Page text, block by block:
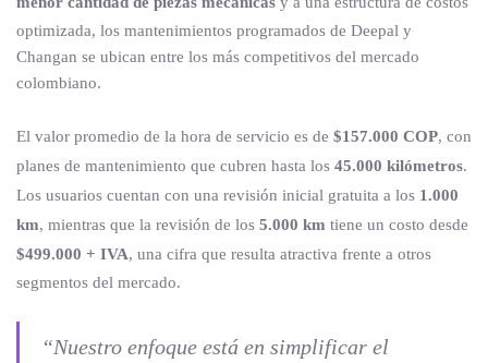
optimizada, los mantenimientos programados de Deepal y
Changan se ubican entre los más competitivos del mercado
colombiano.
El valor promedio de la hora de servicio es de $157.000 COP, con
planes de mantenimiento que cubren hasta los 45.000 kilómetros.
Los usuarios cuentan con una revisión inicial gratuita a los 1.000
km, mientras que la revisión de los 5.000 km tiene un costo desde
$499.000 + IVA, una cifra que resulta atractiva frente a otros
segmentos del mercado.
“Nuestro enfoque está en simplificar el